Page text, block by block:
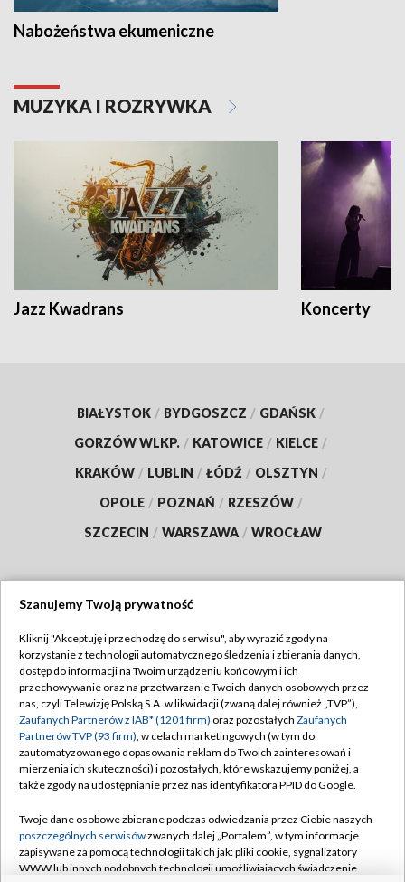
Nabożeństwa ekumeniczne
MUZYKA I ROZRYWKA
Jazz Kwadrans Koncerty
BIAŁYSTOK / BYDGOSZCZ / GDAŃSK /
GORZÓW WLKP. / KATOWICE / KIELCE /
KRAKÓW / LUBLIN / ŁÓDŹ / OLSZTYN /
OPOLE / POZNAŃ / RZESZÓW /
SZCZECIN / WARSZAWA / WROCŁAW
TVP
Abonament TVP
Emisja w TVP
Centrum informacji TVP
Naziemna Telewizja Cyfrowa
Rada Programowa
System NOS
Regulamin TVP
Polityka prywatności
Moje zgody
Pomoc
Kontakt
Szanujemy Twoją prywatność
Kliknij "Akceptuję i przechodzę do serwisu", aby wyrazić zgody na
korzystanie z technologii automatycznego śledzenia i zbierania danych,
dostęp do informacji na Twoim urządzeniu końcowym i ich
przechowywanie oraz na przetwarzanie Twoich danych osobowych przez
nas, czyli Telewizję Polską S.A. w likwidacji (zwaną dalej również „TVP”),
Zaufanych Partnerów z IAB* (1201 firm) oraz pozostałych Zaufanych
Partnerów TVP (93 firm), w celach marketingowych (w tym do
zautomatyzowanego dopasowania reklam do Twoich zainteresowań i
mierzenia ich skuteczności) i pozostałych, które wskazujemy poniżej, a
także zgody na udostępnianie przez nas identyfikatora PPID do Google.
Twoje dane osobowe zbierane podczas odwiedzania przez Ciebie naszych
poszczególnych serwisówzwanych dalej „Portalem”, w tym informacje
zapisywane za pomocą technologii takich jak: pliki cookie, sygnalizatory
WWW lub innych podobnych technologii umożliwiających świadczenie